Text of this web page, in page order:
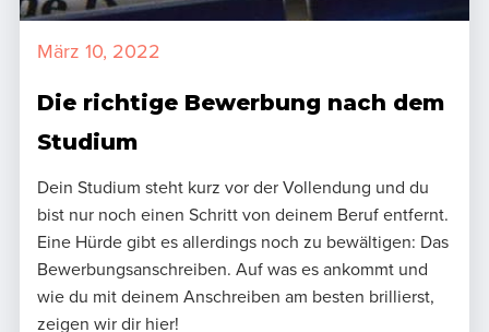
März 10, 2022
Die richtige Bewerbung nach dem
Studium
Dein Studium steht kurz vor der Vollendung und du
bist nur noch einen Schritt von deinem Beruf entfernt.
Eine Hürde gibt es allerdings noch zu bewältigen: Das
Bewerbungsanschreiben. Auf was es ankommt und
wie du mit deinem Anschreiben am besten brillierst,
zeigen wir dir hier!